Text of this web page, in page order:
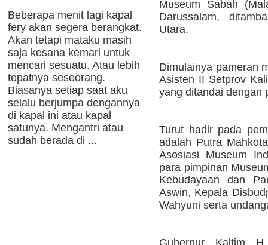
Beberapa menit lagi kapal
fery akan segera berangkat.
Akan tetapi mataku masih
saja kesana kemari untuk
mencari sesuatu. Atau lebih
tepatnya seseorang.
Biasanya setiap saat aku
selalu berjumpa dengannya
di kapal ini atau kapal
satunya. Mengantri atau
sudah berada di ...
Museum Sabah
Darussalam,
Utara.
Dimulainya pameran
Asisten II Setprov
yang ditandai dengan
Turut hadir pada
adalah Putra
Asosiasi Museum
para pimpinan
Kebudayaan dan
Aswin, Kepala
Wahyuni serta
Gubernur Kaltim